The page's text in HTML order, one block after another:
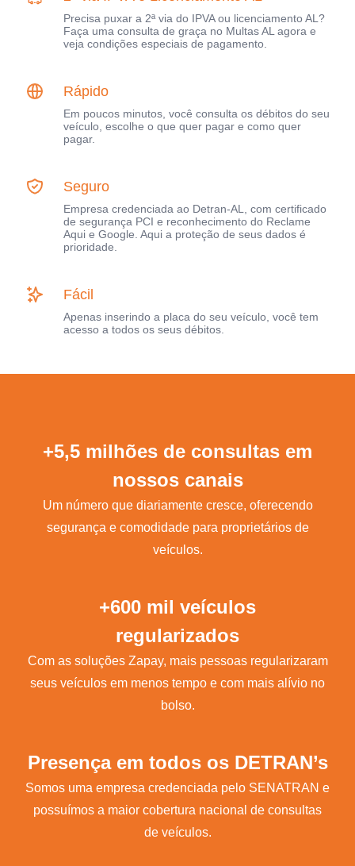
Precisa puxar a 2ª via do IPVA ou licenciamento AL?
Faça uma consulta de graça no Multas AL agora e
veja condições especiais de pagamento.
Rápido
Em poucos minutos, você consulta os débitos do seu
veículo, escolhe o que quer pagar e como quer
pagar.
Seguro
Empresa credenciada ao Detran-AL, com certificado
de segurança PCI e reconhecimento do Reclame
Aqui e Google. Aqui a proteção de seus dados é
prioridade.
Fácil
Apenas inserindo a placa do seu veículo, você tem
acesso a todos os seus débitos.
+5,5 milhões de consultas em
nossos canais
Um número que diariamente cresce, oferecendo
segurança e comodidade para proprietários de
veículos.
+600 mil veículos
regularizados
Com as soluções Zapay, mais pessoas regularizaram
seus veículos em menos tempo e com mais alívio no
bolso.
Presença em todos os DETRAN’s
Somos uma empresa credenciada pelo SENATRAN e
possuímos a maior cobertura nacional de consultas
de veículos.